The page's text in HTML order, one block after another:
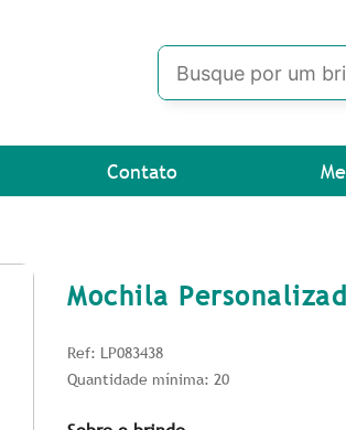
Contato
Mochila
Ref: LP083438
Quantidade mínima: 20